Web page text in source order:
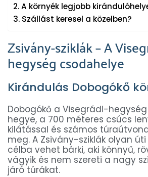
A környék legjobb
Szállást keresel a közelben?
Zsivány-sziklák – A
hegység csodahelye
Kirándulás Dobogókő
Dobogókő a Visegrádi-
hegye, a 700 méteres csúcs
kilátással és számos
meg. A Zsivány-sziklák olyan
célba vehet bárki, aki könnyű,
vágyik és nem szereti a nagy
járó túrákat.